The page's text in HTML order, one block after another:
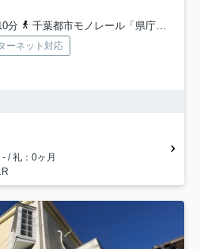
分
千葉都市モノレール「県庁前」駅 徒歩6分
ーネット対応
/ 礼：0ヶ月